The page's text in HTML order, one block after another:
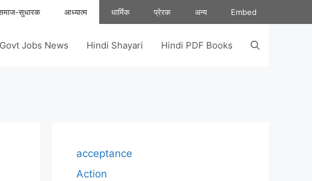
सुधारक आध्यात्म धार्मिक प्रेरक अन्य Embed
Govt Jobs News Hindi Shayari Hindi PDF Books
acceptance
Action